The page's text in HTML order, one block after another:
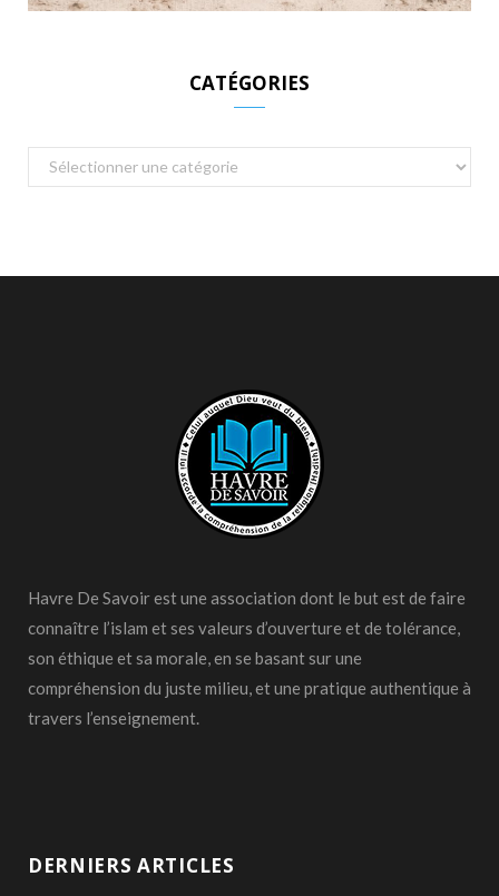
CATÉGORIES
Catégories
Havre De Savoir est une association dont le but est de faire
connaître l’islam et ses valeurs d’ouverture et de tolérance,
son éthique et sa morale, en se basant sur une
compréhension du juste milieu, et une pratique authentique à
travers l’enseignement.
DERNIERS ARTICLES